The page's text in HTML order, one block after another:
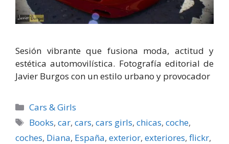
Sesión vibrante que fusiona moda, actitud y
estética automovilística. Fotografía editorial de
Javier Burgos con un estilo urbano y provocador
Categorías
Cars & Girls
Etiquetas
Books,car,cars,cars girls,chicas,coche,
coches, Diana, España, exterior, exteriores, flickr,